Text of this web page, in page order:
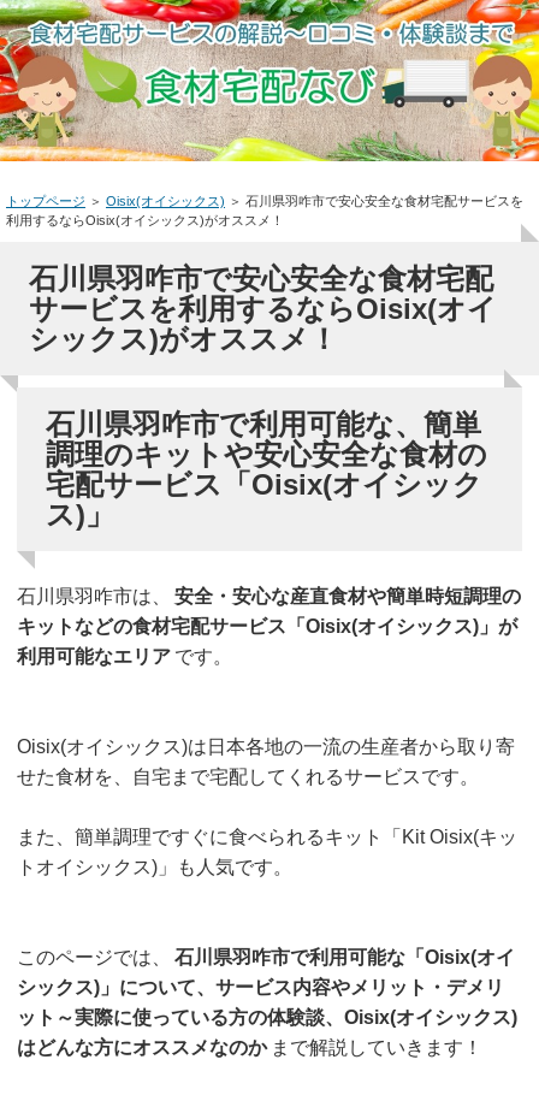
トップページ ＞ Oisix(オイシックス) ＞ 石川県羽咋市で安心安全な食材宅配サービスを
利用するならOisix(オイシックス)がオススメ！
石川県羽咋市で安心安全な食材宅配
サービスを利用するならOisix(オイ
シックス)がオススメ！
石川県羽咋市で利用可能な、簡単
調理のキットや安心安全な食材の
宅配サービス「Oisix(オイシック
ス)」
石川県羽咋市は、
安全・安心な産直食材や簡単時短調理の
キットなどの食材宅配サービス「Oisix(オイシックス)」が
利用可能なエリア です。
Oisix(オイシックス)は日本各地の一流の生産者から取り寄
せた食材を、自宅まで宅配してくれるサービスです。
また、簡単調理ですぐに食べられるキット「Kit Oisix(キッ
トオイシックス)」も人気です。
このページでは、
石川県羽咋市で利用可能な「Oisix(オイ
シックス)」について、サービス内容やメリット・デメリ
ット～実際に使っている方の体験談、Oisix(オイシックス)
はどんな方にオススメなのか まで解説していきます！